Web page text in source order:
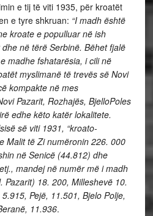
e tij të viti 1935, për kroatët
e tyre shkruan: “I madh është
kroate e populluar në ish
në tërë Serbinë. Bëhet fjalë
madhe fshatarësia, i cili në
myslimanëtë trevës së Novi
kompakte në mes
Pazarit, Rozhajës, BjelloPoles
edhe këto katër lokalitete.
së viti 1931, “kroato-
Malit të Zi numëronin 226. 000
në Senicë (44.812) dhe
mandej në numër më i madh
Pazarit) 18. 200, Milleshevë 10.
Pejë, 11.501, Bjelo Polje,
11.936.